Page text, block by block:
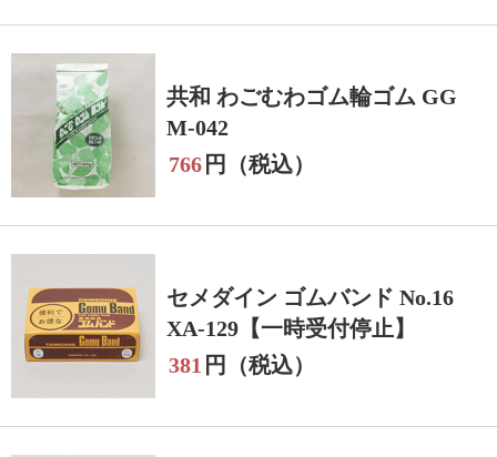
共和 わごむわゴム輪ゴム GG
M-042
766 円（税込）
セメダイン ゴムバンド No.16
XA-129【一時受付停止】
381 円（税込）